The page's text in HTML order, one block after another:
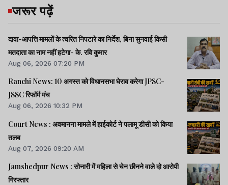
जरूर पढ़ें
दावा-आपत्ति मामलों के त्वरित निपटारे का निर्देश, बिना सुनवाई किसी
मतदाता का नाम नहीं हटेगा- के. रवि कुमार
Aug 06, 2026 07:20 PM
Ranchi News: 10 अगस्त को विधानसभा घेराव करेगा JPSC-
JSSC रिफॉर्म मंच
Aug 06, 2026 10:32 PM
Court News : अवमानना मामले में हाईकोर्ट ने पलामू डीसी को किया
तलब
Aug 07, 2026 09:20 AM
Jamshedpur News : सोनारी में महिला से चेन छीनने वाले दो आरोपी
गिरफ्तार